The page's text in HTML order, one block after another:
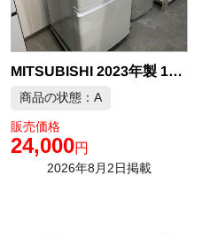
MITSUBISHI 2023年製 146L 冷蔵庫 中古品販売
商品の状態：A
販売価格
24,000円
2026年8月2日掲載